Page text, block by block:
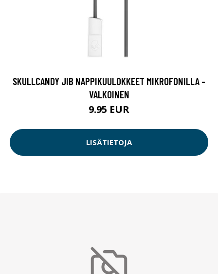
SKULLCANDY JIB NAPPIKUULOKKEET MIKROFONILLA -
VALKOINEN
9.95 EUR
LISÄTIETOJA